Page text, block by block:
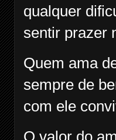
qualquer
sentir prazer
Quem ama
sempre de
com ele
O valor do